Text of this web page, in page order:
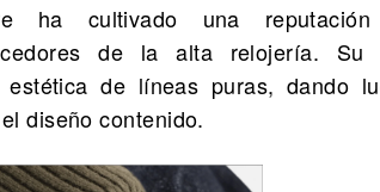
ha cultivado una
de la alta relojería. Su
estética de líneas puras, dando
diseño contenido.